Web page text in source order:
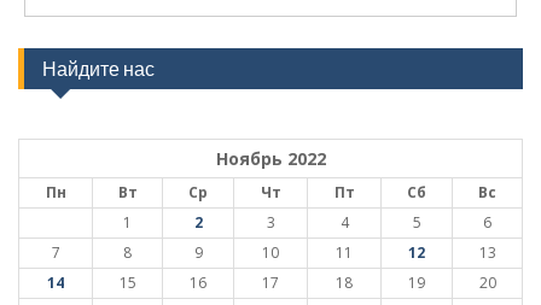
Найдите нас
Ноябрь 2022
Пн Вт Ср Чт Пт Сб
Вс
1
2 3 4 5
6
7
8 9 10 11 12
13
14
15 16 17 18 19
20